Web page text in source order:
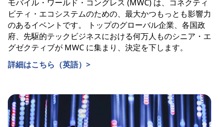
モバイル・ワールド・コングレス (MWC) は、コネクティ
ビティ・エコシステムのための、最大かつもっとも影響力
のあるイベントです。 トップのグローバル企業、各国政
府、先駆的テックビジネスにおける何万人ものシニア・エ
グゼクティブが MWC に集まり、決定を下します。
詳細はこちら（英語）>